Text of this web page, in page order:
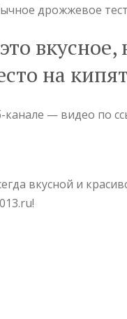
дрожжевое
вкусное,
на
— видео по
вкусной и